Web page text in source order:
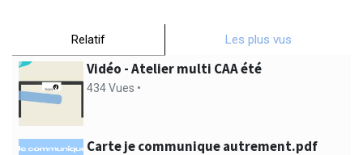
Relatif Les plus vus
Vidéo - Atelier multi CAA été
434 Vues •
Carte je communique autrement.pdf